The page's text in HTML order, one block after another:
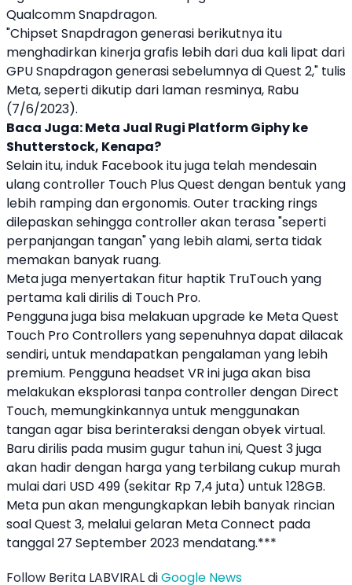
Qualcomm Snapdragon.
"Chipset Snapdragon generasi berikutnya itu
menghadirkan kinerja grafis lebih dari dua kali lipat dari
GPU Snapdragon generasi sebelumnya di Quest 2," tulis
Meta, seperti dikutip dari laman resminya, Rabu
(7/6/2023).
Baca Juga:Meta Jual Rugi Platform Giphy ke
Shutterstock, Kenapa?
Selain itu, induk Facebook itu juga telah mendesain
ulang controller Touch Plus Quest dengan bentuk yang
lebih ramping dan ergonomis. Outer tracking rings
dilepaskan sehingga controller akan terasa "seperti
perpanjangan tangan" yang lebih alami, serta tidak
memakan banyak ruang.
Meta juga menyertakan fitur haptik TruTouch yang
pertama kali dirilis di Touch Pro.
Pengguna juga bisa melakuan upgrade ke Meta Quest
Touch Pro Controllers yang sepenuhnya dapat dilacak
sendiri, untuk mendapatkan pengalaman yang lebih
premium. Pengguna headset VR ini juga akan bisa
melakukan eksplorasi tanpa controller dengan Direct
Touch, memungkinkannya untuk menggunakan
tangan agar bisa berinteraksi dengan obyek virtual.
Baru dirilis pada musim gugur tahun ini, Quest 3 juga
akan hadir dengan harga yang terbilang cukup murah
mulai dari USD 499 (sekitar Rp 7,4 juta) untuk 128GB.
Meta pun akan mengungkapkan lebih banyak rincian
soal Quest 3, melalui gelaran Meta Connect pada
tanggal 27 September 2023 mendatang.***
Follow Berita LABVIRAL diGoogle News